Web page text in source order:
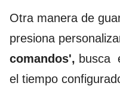
Otra manera de
presiona
comandos', busca
el tiempo